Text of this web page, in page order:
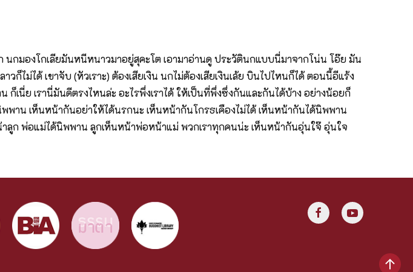
มองโกเลียมันหนีหนาวมาอยู่สุคะโต เอามาอ่านดู ประวัตินกแบบนี่มาจากโน่น โอ๊ย มัน
ม่ได้ เขาจับ (หัวเราะ) ต้องเสียเงิน นกไม่ต้องเสียเงินเล้ย บินไปไหนก็ได้ ตอนนี้อีแร้ง
เนี่ย เรานี่มันดีตรงไหนล่ะ อะไรพึ่งเราได้ ให้เป็นที่พึ่งซึ่งกันและกันได้บ้าง อย่างน้อยก็
น เห็นหน้ากันอย่าให้ได้นรกนะ เห็นหน้ากันโกรธเคืองไม่ได้ เห็นหน้ากันได้นิพพาน
ลูก พ่อแม่ได้นิพพาน ลูกเห็นหน้าพ่อหน้าแม่ พวกเราทุกคนน่ะ เห็นหน้ากันอุ่นใจ๊ อุ่นใจ